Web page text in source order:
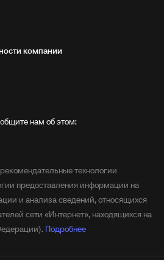
компании
нам об этом:
технологии
предоставления информации на
и анализа сведений, относящихся
сети «Интернет», находящихся на
Подробнее